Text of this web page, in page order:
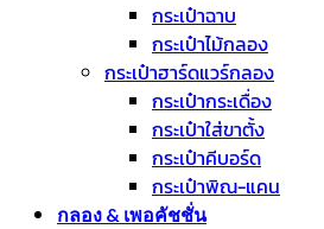
กระเป๋าฉาบ
กระเป๋าไม้กลอง
กระเป๋าฮาร์ดแวร์กลอง
กระเป๋ากระเดื่อง
กระเป๋าใส่ขาตั้ง
กระเป๋าคีบอร์ด
กระเป๋าพิณ-แคน
กลอง & เพอคัชชั่น